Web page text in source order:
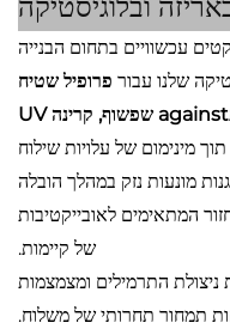
עכשוויים בתחום הבנייה
שלנו עבור פרופיל שטיח
משוך חזק במיוחד FRP עם עמידותagainst שפשוף, קרינה UV
מינימום של עלויות שילוח
מונעות נזק במהלך הובלה
המתאימים לאובייקטיבות
של קיימות.
התרמילים ומצמצמות
תמחור תחרותי של משלוח.